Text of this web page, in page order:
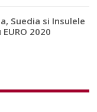
Suedia si Insulele
2020